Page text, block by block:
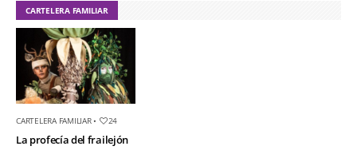
CARTELERA FAMILIAR
CARTELERA FAMILIAR• 24
La profecía del frailejón